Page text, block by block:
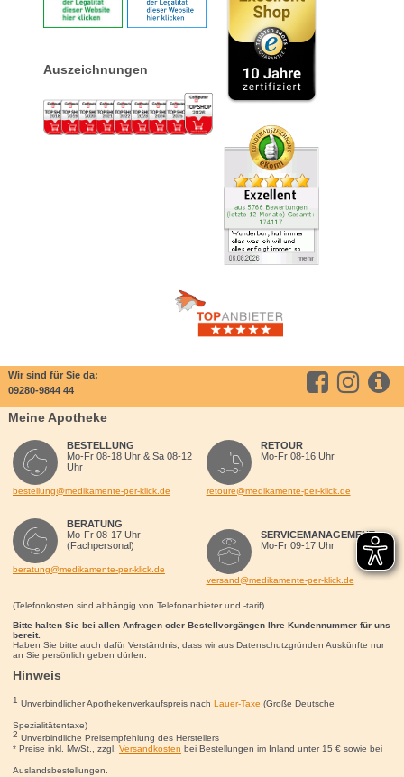
Auszeichnungen
Wir sind für Sie da:
09280-9844 44
Meine Apotheke
BESTELLUNG
Mo-Fr 08-18 Uhr & Sa 08-12
Uhr
bestellung@medikamente-per-klick.de
BERATUNG
Mo-Fr 08-17 Uhr
(Fachpersonal)
beratung@medikamente-per-klick.de
RETOUR
Mo-Fr 08-16 Uhr
retoure@medikamente-per-klick.de
SERVICEMANAGEMENT
Mo-Fr 09-17 Uhr
versand@medikamente-per-klick.de
(Telefonkosten sind abhängig von Telefonanbieter und -tarif)
Bitte halten Sie bei allen Anfragen oder Bestellvorgängen Ihre Kundennummer für uns
bereit.
Haben Sie bitte auch dafür Verständnis, dass wir aus Datenschutzgründen Auskünfte nur
an Sie persönlich geben dürfen.
Hinweis
1 Unverbindlicher Apothekenverkaufspreis nach Lauer-Taxe (Große Deutsche
Spezialitätentaxe)
2 Unverbindliche Preisempfehlung des Herstellers
* Preise inkl. MwSt., zzgl. Versandkosten bei Bestellungen im Inland unter 15 €sowie bei
Auslandsbestellungen.